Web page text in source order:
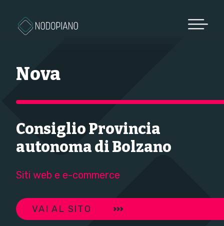
Nova
Consiglio Provincia
autonoma di Bolzano
Siti web e e-commerce
VAI AL SITO